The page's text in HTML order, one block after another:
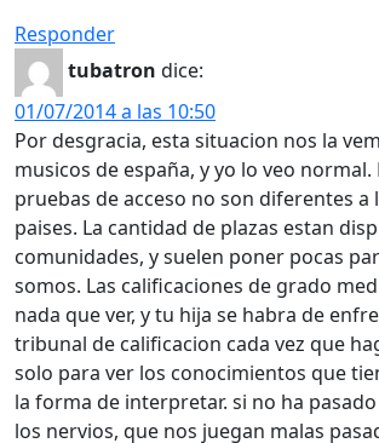
Responder
tubatron dice:
01/07/2014 a las 10:50
Por desgracia, esta situacion nos la
musicos de españa, y yo lo veo normal.
pruebas de acceso no son diferentes a
paises. La cantidad de plazas estan
comunidades, y suelen poner pocas
somos. Las calificaciones de grado
nada que ver, y tu hija se habra de
tribunal de calificacion cada vez que
solo para ver los conocimientos que
la forma de interpretar. si no ha
los nervios, que nos juegan malas